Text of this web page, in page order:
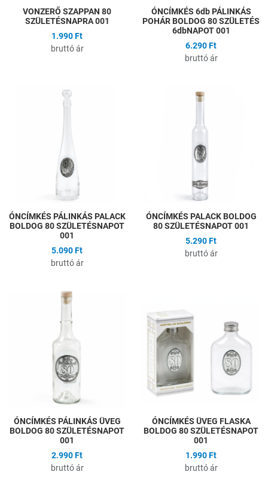
VONZERŐ SZAPPAN 80
SZÜLETÉSNAPRA 001
1.990 Ft
bruttó ár
ÓNCÍMKÉS 6db PÁLINKÁS
POHÁR BOLDOG 80 SZÜLETÉS
6dbNAPOT 001
6.290 Ft
bruttó ár
Hozzáadás a kívánságlistához
ÓNCÍMKÉS PÁLINKÁS PALACK
BOLDOG 80 SZÜLETÉSNAPOT
001
5.090 Ft
bruttó ár
ÓNCÍMKÉS PALACK BOLDOG
80 SZÜLETÉSNAPOT 001
5.290 Ft
bruttó ár
Összehasonlítás
Gyors nézet
ÓNCÍMKÉS PÁLINKÁS ÜVEG
BOLDOG 80 SZÜLETÉSNAPOT
001
2.990 Ft
bruttó ár
ÓNCÍMKÉS ÜVEG FLASKA
BOLDOG 80 SZÜLETÉSNAPOT
001
1.990 Ft
bruttó ár